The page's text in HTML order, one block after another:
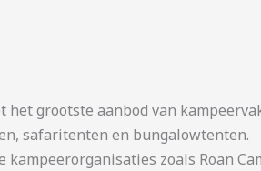
grootste aanbod van
safaritenten en bungalowtenten.
zoals Roan